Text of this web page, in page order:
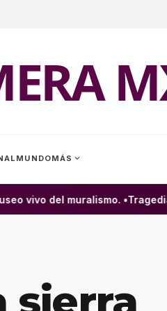
MUNDOMÁS expand_more
vivo del muralismo. •Tragedia